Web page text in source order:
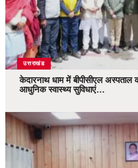
उत्तराखंड
केदारनाथ धाम में बीपीसीएल अस्पताल
आधुनिक स्वास्थ्य सुविधाएं…